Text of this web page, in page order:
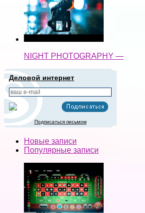
NIGHT PHOTOGRAPHY —
Деловой интернет
Подписаться письмом
Новые записи
Популярные записи